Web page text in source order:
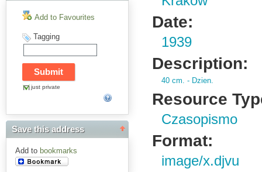
Add to Favourites
Tagging
just private
Save this address
Add to bookmarks
Date:
1939
Description:
40 cm. - Dzien.
Resource
Czasopismo
Format:
image/x.djvu